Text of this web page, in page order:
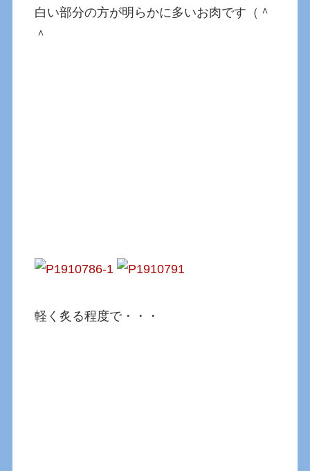
白い部分の方が明らかに多いお肉です（＾
＾
軽く炙る程度で・・・